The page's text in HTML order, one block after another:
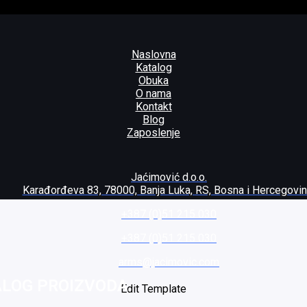
Naslovna
Katalog
Obuka
O nama
Kontakt
Blog
Zaposlenje
Jaćimović d.o.o.
Karađorđeva 83, 78000, Banja Luka, RS, Bosna i
Edit Template
PROIZVODA